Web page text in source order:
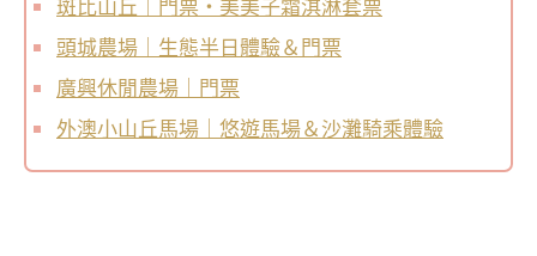
斑比山丘｜門票・美美子霜淇淋套票
頭城農場｜生態半日體驗＆門票
廣興休閒農場｜門票
外澳小山丘馬場｜悠遊馬場＆沙灘騎乘體驗